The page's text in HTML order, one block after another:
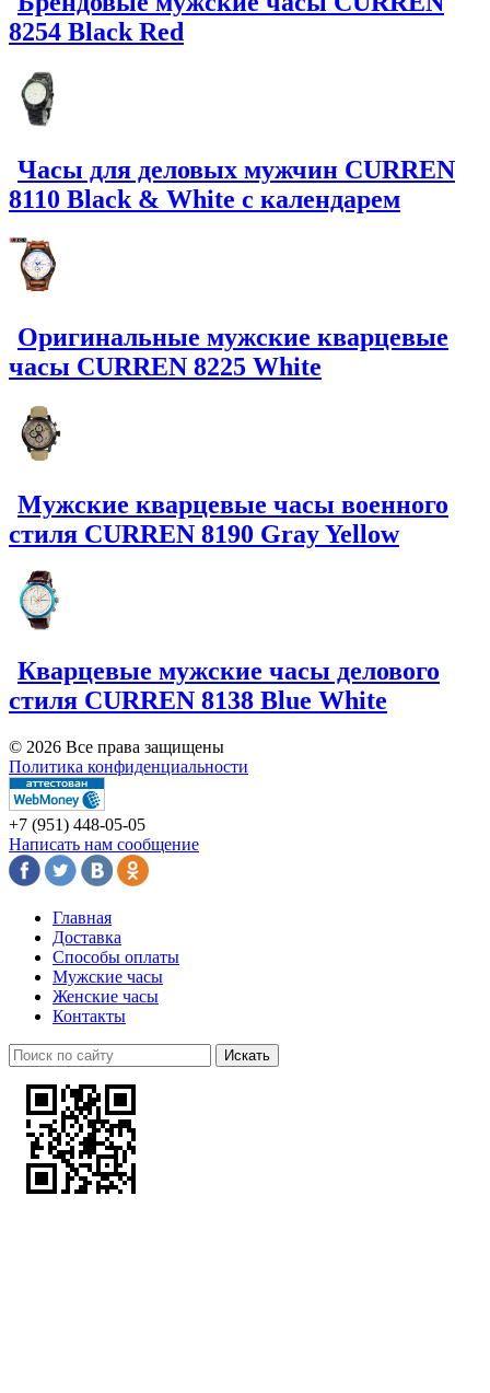
8254 Black Red
Часы для деловых мужчин CURREN
8110 Black & White с календарем
Оригинальные мужские кварцевые
часы CURREN 8225 White
Мужские кварцевые часы военного
стиля CURREN 8190 Gray Yellow
Кварцевые мужские часы делового
стиля CURREN 8138 Blue White
© 2026 Все права защищены
Политика конфиденциальности
+7 (951) 448-05-05
Написать нам сообщение
Главная
Доставка
Способы оплаты
Мужские часы
Женские часы
Контакты